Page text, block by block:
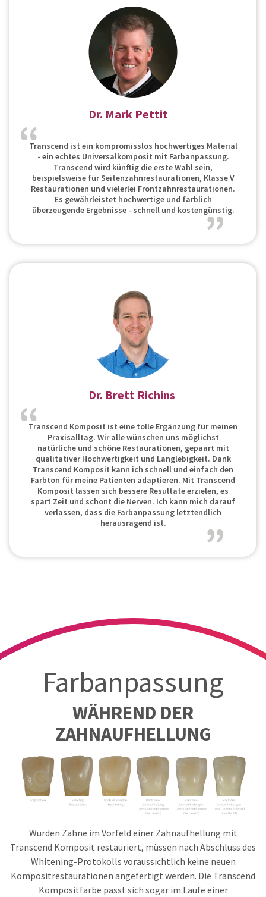
Dr. Mark Pettit
Transcend ist ein kompromisslos hochwertiges Material
- ein echtes Universalkomposit mit Farbanpassung.
Transcend wird künftig die erste Wahl sein,
beispielsweise für Seitenzahnrestaurationen, Klasse V
Restaurationen und vielerlei Frontzahnrestaurationen.
Es gewährleistet hochwertige und farblich
überzeugende Ergebnisse - schnell und kostengünstig.
Dr. Brett Richins
Transcend Komposit ist eine tolle Ergänzung für meinen
Praxisalltag. Wir alle wünschen uns möglichst
natürliche und schöne Restaurationen, gepaart mit
qualitativer Hochwertigkeit und Langlebigkeit. Dank
Transcend Komposit kann ich schnell und einfach den
Farbton für meine Patienten adaptieren. Mit Transcend
Komposit lassen sich bessere Resultate erzielen, es
spart Zeit und schont die Nerven. Ich kann mich darauf
verlassen, dass die Farbanpassung letztendlich
herausragend ist.
Farbanpassung
WÄHREND DER
ZAHNAUFHELLUNG
Wurden Zähne im Vorfeld einer Zahnaufhellung mit
Transcend Komposit restauriert, müssen nach Abschluss des
Whitening-Protokolls voraussichtlich keine neuen
Kompositrestaurationen angefertigt werden. Die Transcend
Kompositfarbe passt sich sogar im Laufe einer